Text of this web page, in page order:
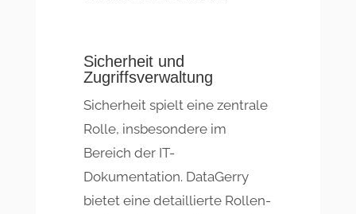
Sicherheit und
Zugriffsverwaltung
Sicherheit spielt eine zentrale
Rolle, insbesondere im
Bereich der IT-
Dokumentation. DataGerry
bietet eine detaillierte Rollen-